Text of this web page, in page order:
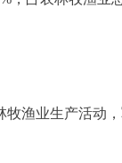
业生产活动